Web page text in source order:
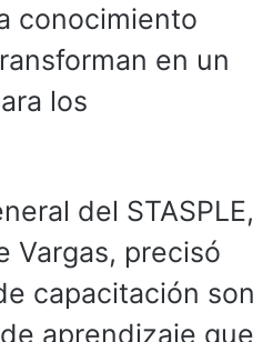
conocimiento
en un
los
del STASPLE,
Vargas, precisó
capacitación son
aprendizaje que